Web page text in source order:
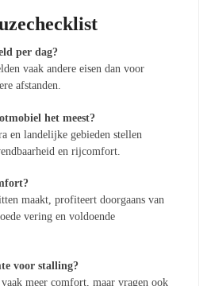
per dag?
vaak andere eisen dan voor
afstanden.
het meest?
en landelijke gebieden stellen
en rijcomfort.
maakt, profiteert doorgaans van
vering en voldoende
voor stalling?
meer comfort, maar vragen ook